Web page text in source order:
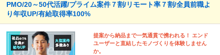
PMO/20～50代活躍/プライム案件７割/リモート率７割/全員前職よ
り年収UP/有給取得率100%
提案から納品まで一気通貫で携われる！ エンド
ユーザーと直結したモノづくりを体験しません
か。